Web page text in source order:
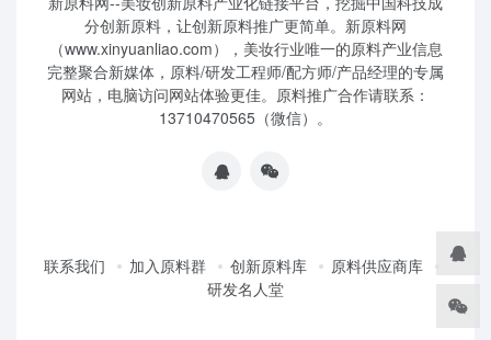
分创新原料，让创新原料推广更简单。新原料网
（www.xinyuanliao.com），美妆行业唯一的原料产业信息
完整聚合新媒体，原料/研发工程师/配方师/产品经理的专属
网站，电脑访问网站体验更佳。原料推广合作请联系：
13710470565（微信）。
联系我们 加入原料群 创新原料库
原料供应商库
研发名人堂